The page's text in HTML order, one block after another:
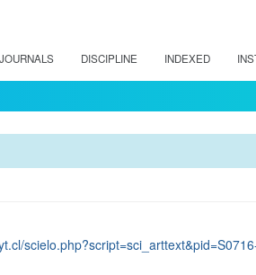
JOURNALS DISCIPLINE INDEXED